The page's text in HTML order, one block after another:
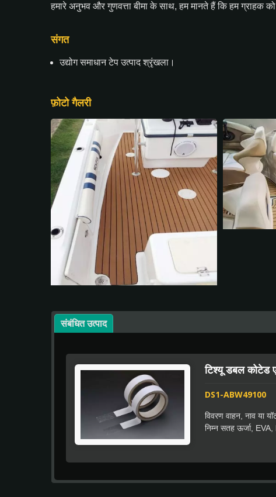
हमारे अनुभव और गुणवत्ता बीमा के साथ, हम मानते हैं कि हम ग्राहक
संगत
उद्योग समाधान टेप उत्पाद श्रृंखला।
फ़ोटो गैलरी
संबंधित उत्पाद
टिश्यू डबल कोटेड
DS1-ABW49100
विवरण वाहन, नाव या
निम्न सतह ऊर्जा, EVA,
है। अधिकतम बंधन शक्ति